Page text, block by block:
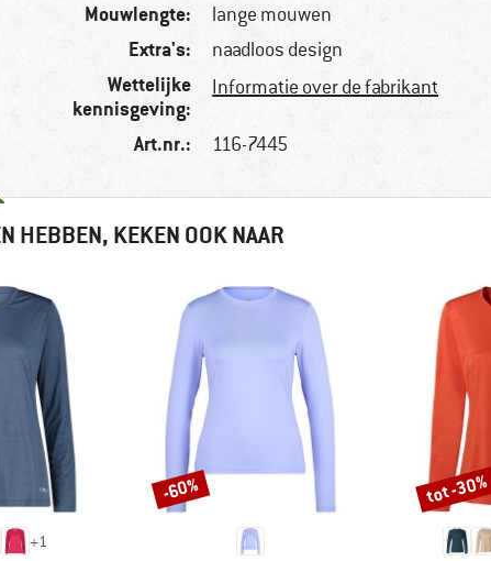
Mouwlengte: lange mouwen
Extra's: naadloos design
Wettelijke
kennisgeving:
Informatie over de fabrikant
Art.nr.: 116-7445
HEBBEN, KEKEN OOK NAAR
+1
Korting
-60% Korting
tot -30%